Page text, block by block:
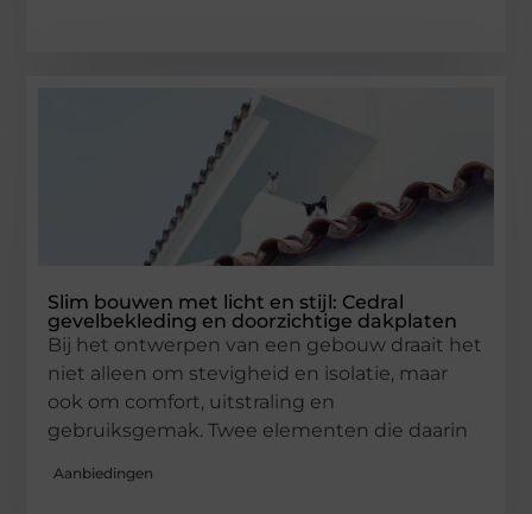
Slim bouwen met licht en stijl: Cedral
gevelbekleding en doorzichtige dakplaten
Bij het ontwerpen van een gebouw draait het
niet alleen om stevigheid en isolatie, maar
ook om comfort, uitstraling en
gebruiksgemak. Twee elementen die daarin
Aanbiedingen